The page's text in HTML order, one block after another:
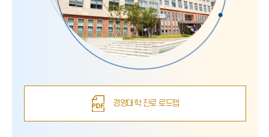
경영대학 진로 로드맵